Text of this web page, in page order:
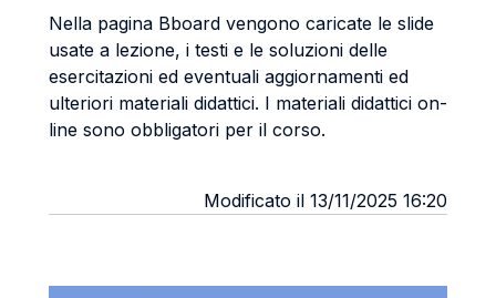
Nella pagina Bboard vengono caricate le slide
usate a lezione, i testi e le soluzioni delle
esercitazioni ed eventuali aggiornamenti ed
ulteriori materiali didattici. I materiali didattici on-
line sono obbligatori per il corso.
Modificato il 13/11/2025 16:20